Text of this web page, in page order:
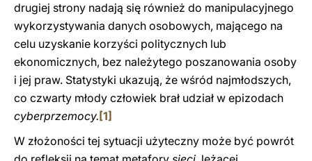
drugiej strony nadają się również do manipulacyjnego
wykorzystywania danych osobowych, mającego na
celu uzyskanie korzyści politycznych lub
ekonomicznych, bez należytego poszanowania osoby
i jej praw. Statystyki ukazują, że wśród najmłodszych,
co czwarty młody człowiek brał udział w epizodach
cyberprzemocy. [1]
W złożoności tej sytuacji użyteczny może być powrót